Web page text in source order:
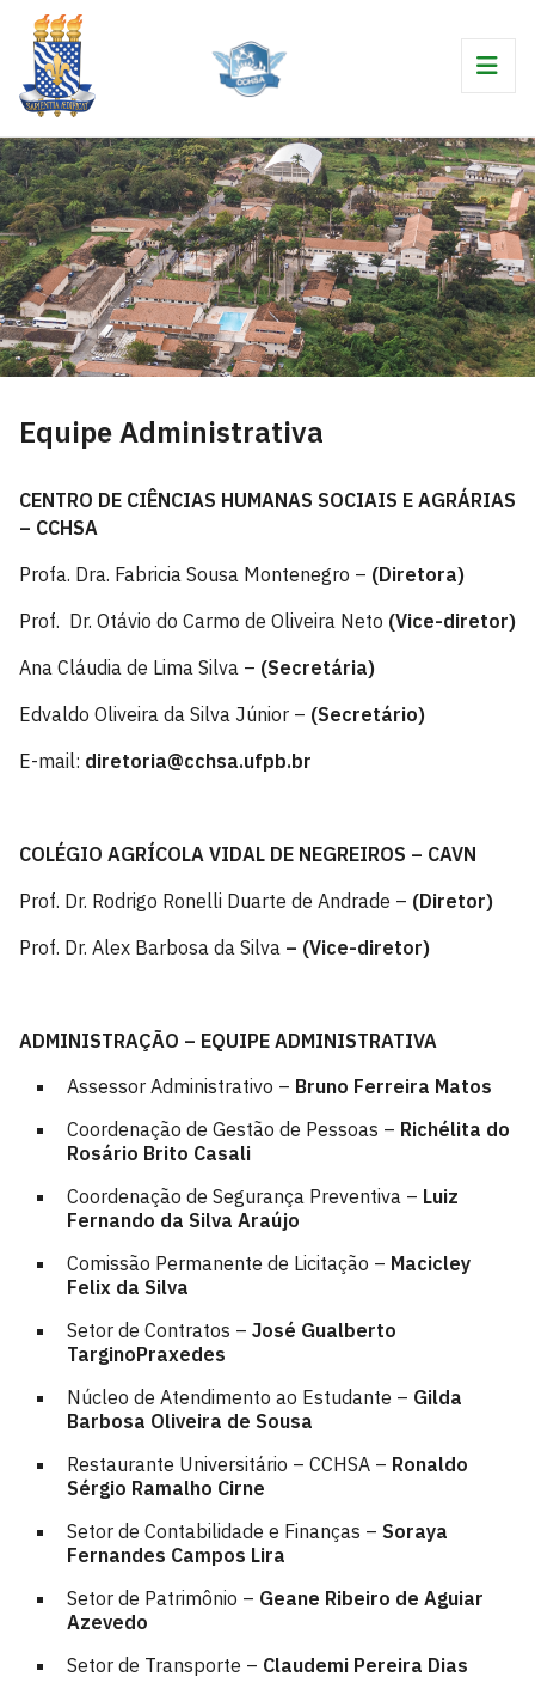
Equipe Administrativa
CENTRO DE CIÊNCIAS HUMANAS SOCIAIS E AGRÁRIAS
– CCHSA
Profa. Dra. Fabricia Sousa Montenegro – (Diretora)
Prof. Dr. Otávio do Carmo de Oliveira Neto (Vice-diretor)
Ana Cláudia de Lima Silva – (Secretária)
Edvaldo Oliveira da Silva Júnior – (Secretário)
E-mail: diretoria@cchsa.ufpb.br
COLÉGIO AGRÍCOLA VIDAL DE NEGREIROS – CAVN
Prof. Dr. Rodrigo Ronelli Duarte de Andrade – (Diretor)
Prof. Dr. Alex Barbosa da Silva – (Vice-diretor)
ADMINISTRAÇÃO – EQUIPE ADMINISTRATIVA
Assessor Administrativo – Bruno Ferreira Matos
Coordenação de Gestão de Pessoas – Richélita do
Rosário Brito Casali
Coordenação de Segurança Preventiva – Luiz
Fernando da Silva Araújo
Comissão Permanente de Licitação – Macicley
Felix da Silva
Setor de Contratos – José Gualberto
TarginoPraxedes
Núcleo de Atendimento ao Estudante – Gilda
Barbosa Oliveira de Sousa
Restaurante Universitário – CCHSA – Ronaldo
Sérgio Ramalho Cirne
Setor de Contabilidade e Finanças – Soraya
Fernandes Campos Lira
Setor de Patrimônio – Geane Ribeiro de Aguiar
Azevedo
Setor de Transporte – Claudemi Pereira Dias